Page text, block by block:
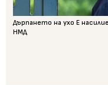
Дърпането на ухо Е
НМД